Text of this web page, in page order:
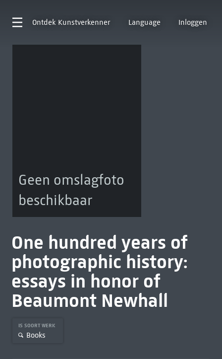
Ontdek Kunstverkenner Language Inloggen
Geen omslagfoto
beschikbaar
One hundred years of
photographic history:
essays in honor of
Beaumont Newhall
IS SOORT WERK
Books